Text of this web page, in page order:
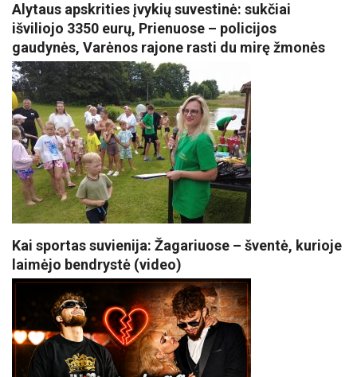
Alytaus apskrities įvykių suvestinė: sukčiai
išviliojo 3350 eurų, Prienuose – policijos
gaudynės, Varėnos rajone rasti du mirę žmonės
Kai sportas suvienija: Žagariuose – šventė, kurioje
laimėjo bendrystė (video)